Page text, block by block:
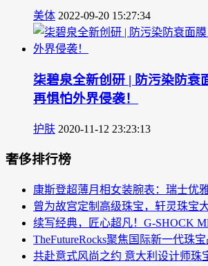
美体 2022-09-20 15:27:34
柒碧泉全新创研 | 防污染防衰
再惧怕外界侵袭！
护肤 2020-11-12 23:23:13
奢侈排行榜
康斯登超薄月相女装腕表：瑞士优
曾为故宫定制高级珠宝，轩灵珠宝
续写经典，匠心超凡！G-SHOCK
TheFutureRocks聚焦国际新一代珠
共赴意式风尚之约 意大利设计师珠